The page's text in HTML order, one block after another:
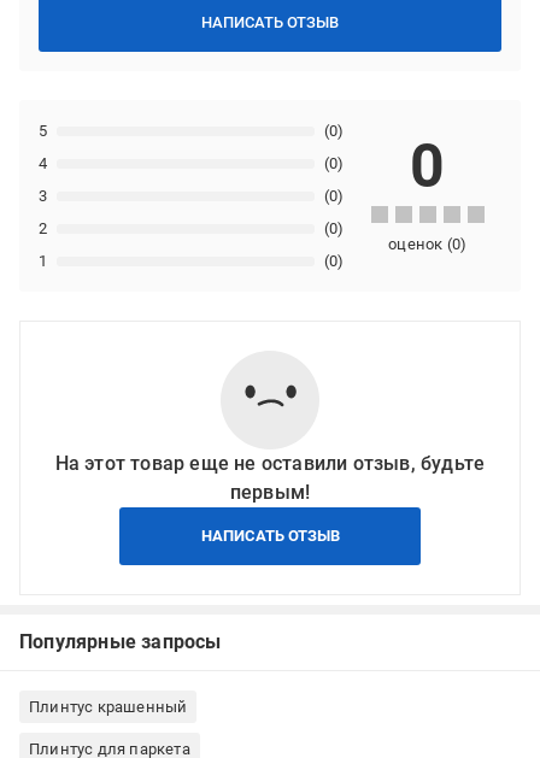
НАПИСАТЬ ОТЗЫВ
1 (0)
2 (0)
3 (0)
4 (0)
5 (0)
0
оценок (0)
На этот товар еще не оставили отзыв, будьте
первым!
НАПИСАТЬ ОТЗЫВ
Популярные запросы
Плинтус крашенный
Плинтус для паркета